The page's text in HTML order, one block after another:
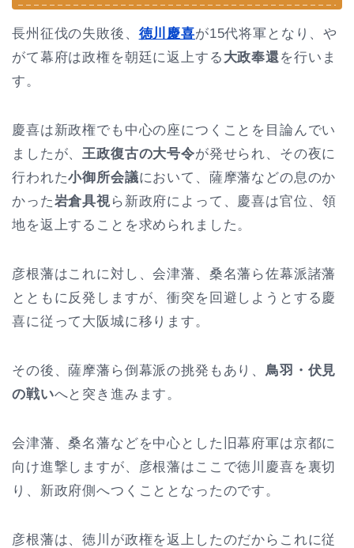
長州征伐の失敗後、 徳川慶喜が15代将軍となり、や
がて幕府は政権を朝廷に返上する 大政奉還を行いま
す。
慶喜は新政権でも中心の座につくことを目論んでい
ましたが、王政復古の大号令が発せられ、その夜に
行われた小御所会議において、薩摩藩などの息のか
かった岩倉具視 ら新政府によって、慶喜は官位、領
地を返上することを求められました。
彦根藩はこれに対し、会津藩、桑名藩ら佐幕派諸藩
とともに反発しますが、衝突を回避しようとする慶
喜に従って大阪城に移ります。
その後、薩摩藩ら倒幕派の挑発もあり、鳥羽・伏見
の戦いへと突き進みます。
会津藩、桑名藩などを中心とした旧幕府軍は京都に
向け進撃しますが、彦根藩はここで徳川慶喜を裏切
り、新政府側へつくこととなったのです。
彦根藩は、徳川が政権を返上したのだからこれに従